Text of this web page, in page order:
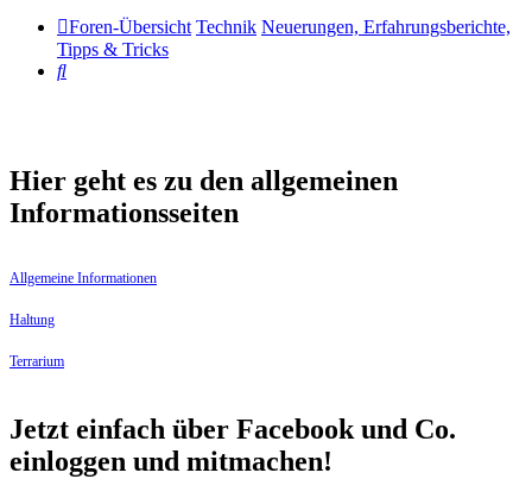
Foren-Übersicht Technik Neuerungen, Erfahrungsberichte,
Tipps & Tricks
Suche
Hier geht es zu den allgemeinen
Informationsseiten
Allgemeine Informationen
Haltung
Terrarium
Jetzt einfach über Facebook und Co.
einloggen und mitmachen!